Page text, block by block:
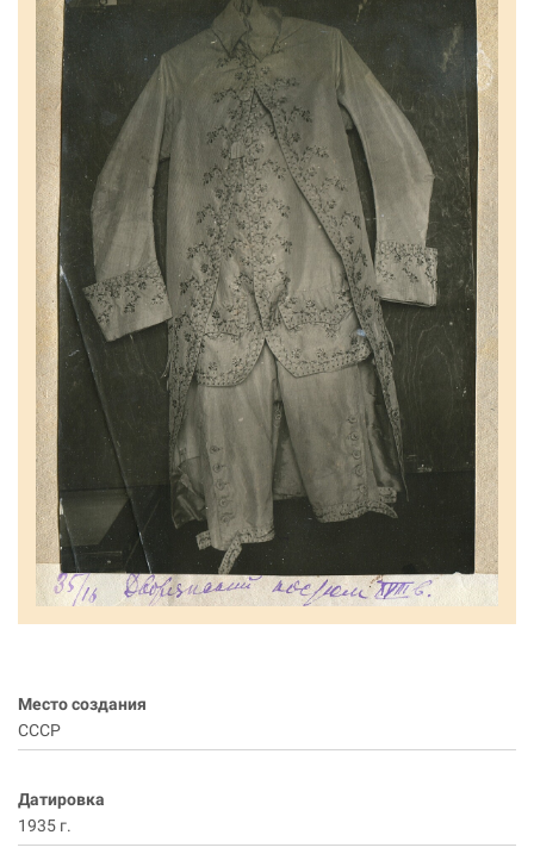
Место создания
СССР
Датировка
1935 г.